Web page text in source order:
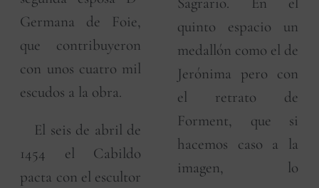
Germana de Foie,
que contribuyeron
con unos cuatro mil
escudos a la obra.
El seis de abril de
1454 el Cabildo
pacta con el escultor
quinto espacio un
medallón como el de
Jerónima pero con
el retrato de
Forment, que si
hacemos caso a la
imagen, lo